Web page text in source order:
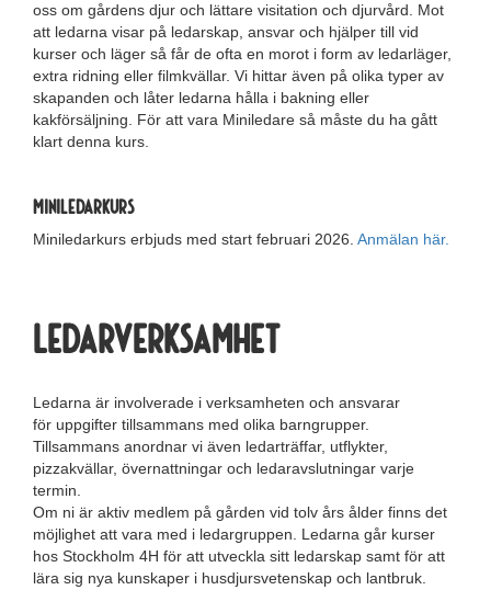
oss om gårdens djur och lättare visitation och djurvård. Mot
att ledarna visar på ledarskap, ansvar och hjälper till vid
kurser och läger så får de ofta en morot i form av ledarläger,
extra ridning eller filmkvällar. Vi hittar även på olika typer av
skapanden och låter ledarna hålla i bakning eller
kakförsäljning. För att vara Miniledare så måste du ha gått
klart denna kurs.
Miniledarkurs
Miniledarkurs erbjuds med start februari 2026. Anmälan här.
Ledarverksamhet
Ledarna är involverade i verksamheten och ansvarar
för uppgifter tillsammans med olika barngrupper.
Tillsammans anordnar vi även ledarträffar, utflykter,
pizzakvällar, övernattningar och ledaravslutningar varje
termin.
Om ni är aktiv medlem på gården vid tolv års ålder finns det
möjlighet att vara med i ledargruppen. Ledarna går kurser
hos Stockholm 4H för att utveckla sitt ledarskap samt för att
lära sig nya kunskaper i husdjursvetenskap och lantbruk.